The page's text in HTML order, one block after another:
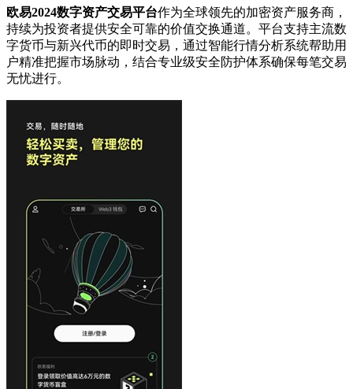
欧易2024数字资产交易平台作为全球领先的加密资产服务商，
持续为投资者提供安全可靠的价值交换通道。平台支持主流数
字货币与新兴代币的即时交易，通过智能行情分析系统帮助用
户精准把握市场脉动，结合专业级安全防护体系确保每笔交易
无忧进行。